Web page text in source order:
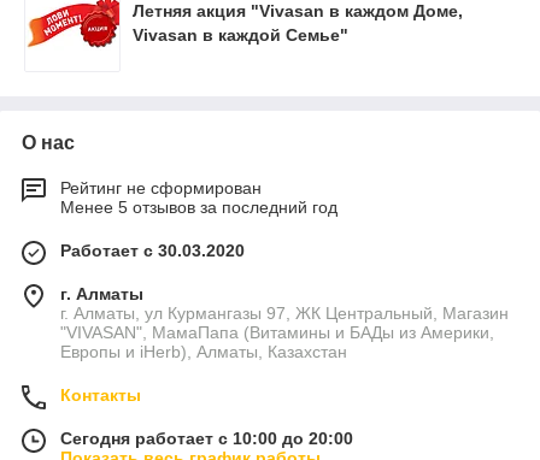
Летняя акция "Vivasan в каждом Доме,
Vivasan в каждой Семье"
О нас
Рейтинг не сформирован
Менее 5 отзывов за последний год
Работает с 30.03.2020
г. Алматы
г. Алматы, ул Курмангазы 97, ЖК Центральный, Магазин
"VIVASAN", МамаПапа (Витамины и БАДы из Америки,
Европы и iHerb), Алматы, Казахстан
Контакты
Сегодня работает с 10:00 до 20:00